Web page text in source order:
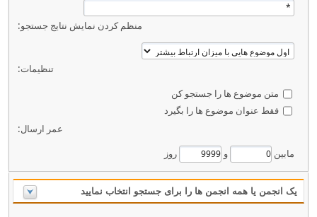
منظم کردن نمایش نتایج جستجو:
تنظیمات:
متن موضوع ها را جستجو کن
فقط عنوان موضوع ها را بگیرد
عمر ارسال:
مابین
و روز
یک انجمن یا همه انجمن ها را برای جستجو انتخاب نمایید